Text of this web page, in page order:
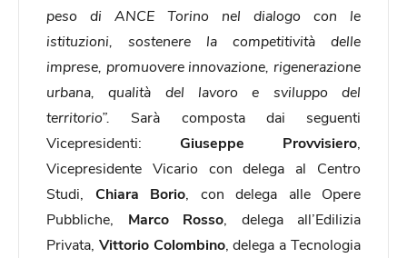
peso di ANCE Torino nel dialogo con le
istituzioni, sostenere la competitività delle
imprese, promuovere innovazione, rigenerazione
urbana, qualità del lavoro e sviluppo del
territorio”.
Sarà composta dai seguenti
Vicepresidenti: Giuseppe Provvisiero
Vicepresidente Vicario con delega al Centro
Studi, Chiara Borio , con delega alle Opere
Pubbliche, Marco Rosso , delega all’Edilizia
Privata, Vittorio Colombino, delega a Tecnologia